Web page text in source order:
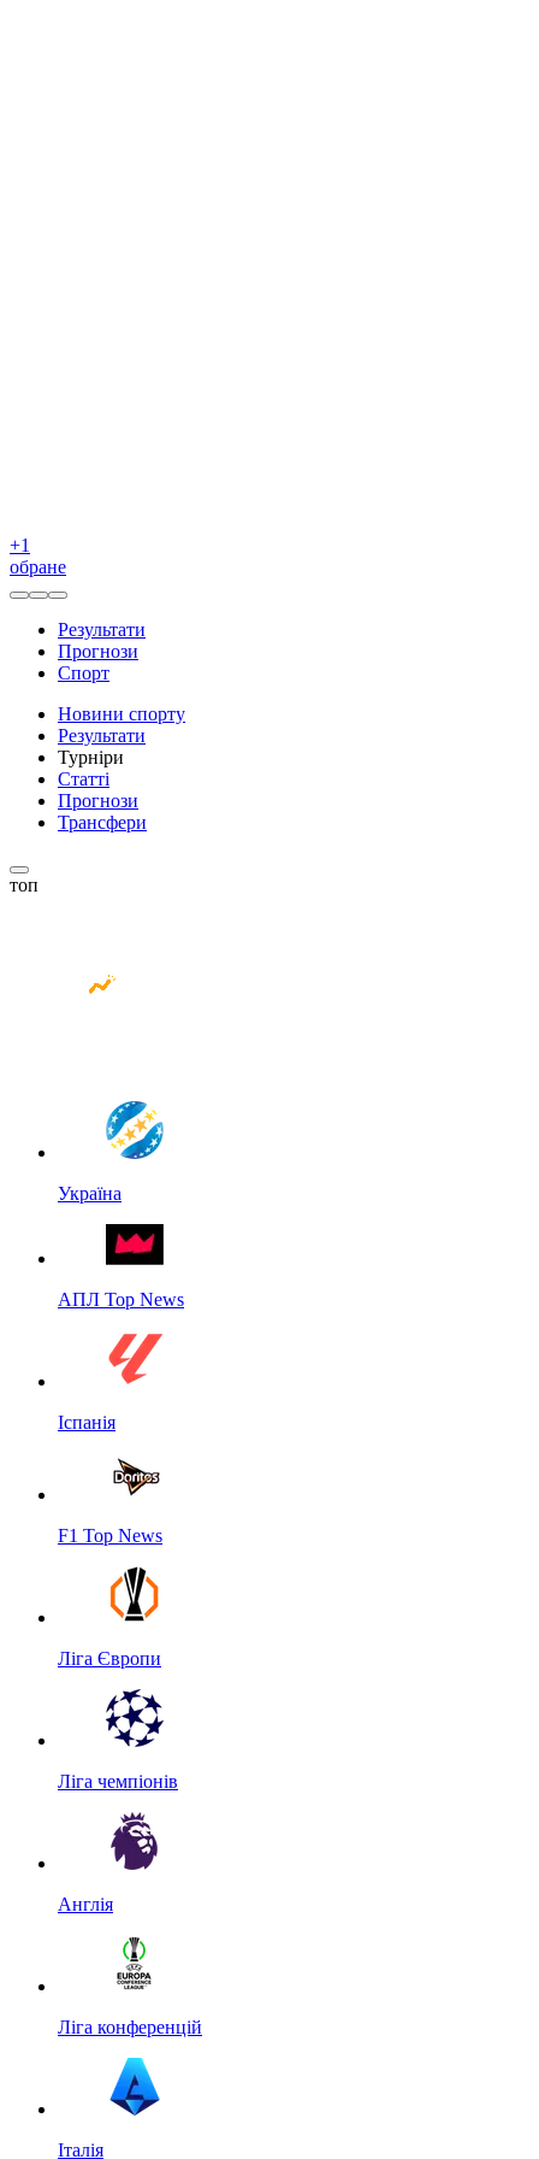
+1
обране
Результати
Прогнози
Спорт
Новини спорту
Результати
Турніри
Статті
Прогнози
Трансфери
топ
Україна
АПЛ Top News
Іспанія
F1 Top News
Ліга Європи
Ліга чемпіонів
Англія
Ліга конференцій
Італія